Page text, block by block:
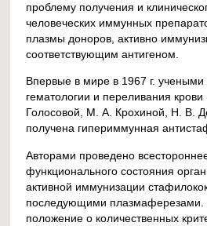
проблему получения и
человеческих иммунных
плазмы доноров, активно
соответствующим антигеном.
Впервые в мире в 1967 г.
гематологии и переливания
Голосовой, М. А. Крохиной, Н. В.
получена гипериммунная
Авторами проведено
функционального состояния
активной иммунизации
последующими плазмаферезами.
положение о количественных